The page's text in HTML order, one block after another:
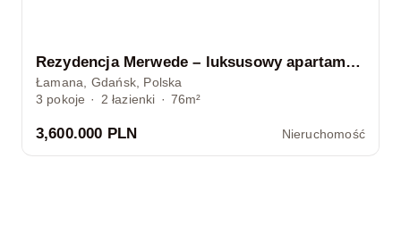
Rezydencja Merwede – luksusowy apartament z tarasem, 10 m od plaży, Gdańsk
Łamana, Gdańsk, Polska
3 pokoje · 2 łazienki · 76m²
3,600.000 PLN Nieruchomość